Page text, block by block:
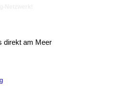
direkt am Meer